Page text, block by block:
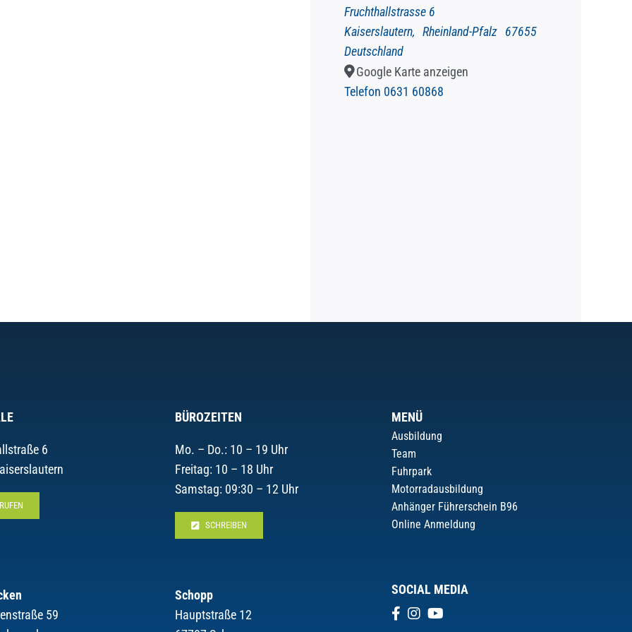
Fruchthallstrasse 6
Kaiserslautern, Rheinland-Pfalz 67655
Deutschland
Google Karte anzeigen
Telefon 0631 60868
6
BÜROZEITEN
Mo. – Do.: 10 – 19 Uhr
Freitag: 10 – 18 Uhr
Samstag: 09:30 – 12 Uhr
SCHREIBEN
MENÜ
Ausbildung
Team
Fuhrpark
Motorradausbildung
Anhänger Führerschein B96
Online Anmeldung
59
Schopp
Hauptstraße 12
SOCIAL MEDIA